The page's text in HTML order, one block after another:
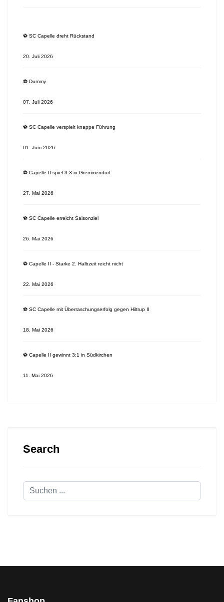
⚽️ SC Capelle dreht Rückstand
20. Juli 2026
⚽️ Dummy
07. Juli 2026
⚽️ SC Capelle verspielt knappe Führung
01. Juni 2026
⚽️ Capelle II spiel 3:3 in Gremmendorf
27. Mai 2026
⚽️ SC Capelle erreicht Saisonziel
26. Mai 2026
⚽️ Capelle II - Starke 2. Halbzeit reicht nicht
22. Mai 2026
⚽️ SC Capelle mit Überraschungserfolg gegen Hiltrup II
18. Mai 2026
⚽️ Capelle II gewinnt 3:1 in Südkirchen
11. Mai 2026
Search
Suchen